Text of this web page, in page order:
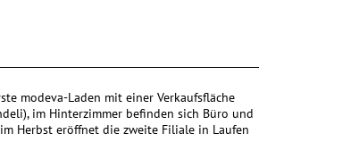
modeva-Laden mit einer Verkaufsfläche
im Hinterzimmer befinden sich Büro und
Herbst eröffnet die zweite Filiale in Laufen